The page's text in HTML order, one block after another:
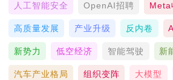
人工智能安全 OpenAI招聘 Meta
高质量发展 产业升级 反内卷
新势力 低空经济 智能驾驶 新
汽车产业格局 组织变阵 大模型